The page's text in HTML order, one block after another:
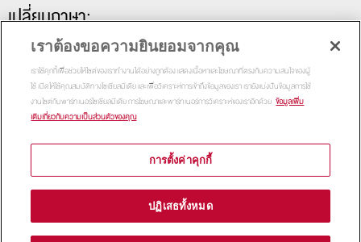
เปลี่ยนภาษา:
Copyright 2015Thammasat Business School | All Rights
Reserved
เราต้องขอความยินยอมจากคุณ
เราใช้คุกกี้เพื่อช่วยให้ไซต์ของเราทำงานได้อย่างถูกต้อง แสดงเนื้อหาและโฆษณาที่ตรงกับความสนใจของผู้
ใช้ เปิดให้ใช้คุณสมบัติทางโซเชียลมีเดีย และเพื่อวิเคราะห์การเข้าถึงข้อมูลของเรา เรายังแบ่งปันข้อมูลการใช้
งานไซต์กับพาร์ทเนอร์โซเชียลมีเดีย การโฆษณาและพาร์ทเนอร์การวิเคราะห์ของเราอีกด้วย ข้อมูลเพิ่ม
เติมเกี่ยวกับความเป็นส่วนตัวของคุณ
การตั้งค่าคุกกี้
ปฏิเสธทั้งหมด